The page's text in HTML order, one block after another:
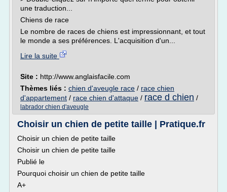
une traduction...
Chiens de race
Le nombre de races de chiens est impressionnant, et tout
le monde a ses préférences. L'acquisition d'un...
Lire la suite
Site : http://www.anglaisfacile.com
Thèmes liés : chien d'aveugle race / race chien
d'appartement / race chien d'attaque / race d chien /
labrador chien d'aveugle
Choisir un chien de petite taille | Pratique.fr
Choisir un chien de petite taille
Choisir un chien de petite taille
Publié le
Pourquoi choisir un chien de petite taille
A+